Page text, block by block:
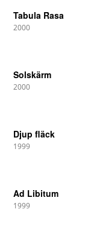
Tabula Rasa
2000
Solskärm
2000
Djup fläck
1999
Ad Libitum
1999